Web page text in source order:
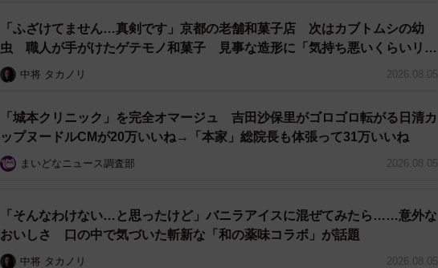
「ふざけてません…真剣です」京都の老舗和菓子店 次はカブトムシの幼
虫 職人が手がけたゲテモノ和菓子 見事な造形に「気持ち悪いくらいリア
ル」
中将 タカノリ 2026.08.05
「城本クリニック」を完全オマージュ 吉田沙保里がゴロゴロ転がる日清カ
ップヌードルCMが20万いいね→「本家」総院長も体張って31万いいね
まいどなニュース調査部 2026.08.05
「そんなわけない…と思ったけど」バニラアイスに混ぜてみたら……意外な
おいしさ 口の中で気づいた斬新な「和の薬味コラボ」が話題
中将 タカノリ 2026.08.05